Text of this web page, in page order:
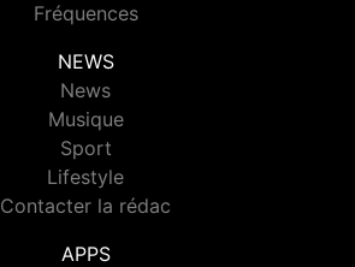
Fréquences
NEWS
News
Musique
Sport
Lifestyle
Contacter la rédac
APPS